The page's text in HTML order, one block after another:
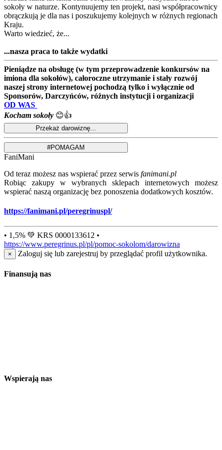
sokoły w naturze. Kontynuujemy ten projekt, nasi współpracownicy
obrączkują je dla nas i poszukujemy kolejnych w różnych regionach
Kraju.
Warto wiedzieć, że...
...nasza praca to także wydatki
Pieniądze na obsługę (w tym przeprowadzenie konkursów na
imiona dla sokołów), całoroczne utrzymanie i stały rozwój
naszej strony internetowej pochodzą tylko i wyłącznie od
Sponsorów, Darczyńców, różnych instytucji i organizacji
OD WAS
Kocham sokoły 😊👍
FaniMani
Od teraz możesz nas wspierać przez serwis fanimani.pl
Robiąc zakupy w wybranych sklepach internetowych możesz
wspierać naszą organizację bez ponoszenia dodatkowych kosztów.
https://fanimani.pl/peregrinuspl/
• 1,5% 💚 KRS 0000133612 •
https://www.peregrinus.pl/pl/pomoc-sokolom/darowizna
× Zaloguj się lub zarejestruj by przeglądać profil użytkownika.
Finansują nas
Wspierają nas